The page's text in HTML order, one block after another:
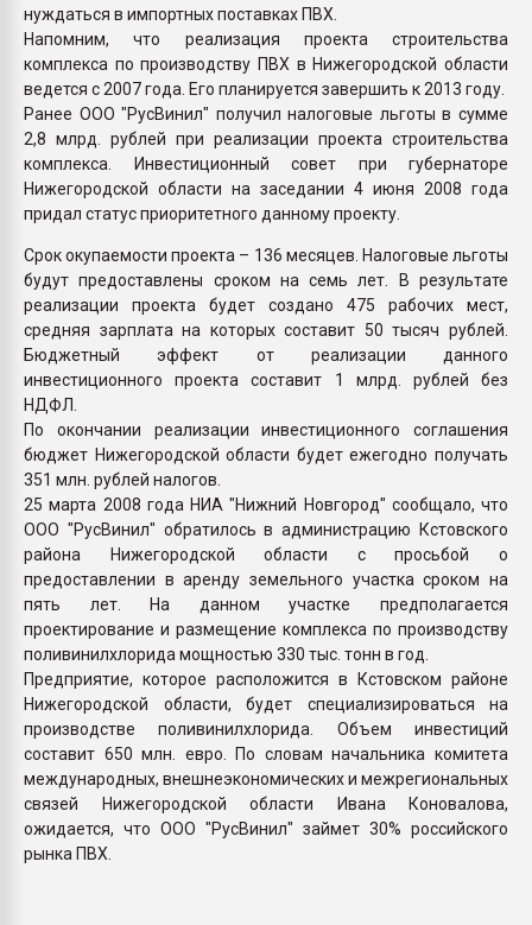
нуждаться в импортных поставках ПВХ.
Напомним, что реализация проекта строительства
комплекса по производству ПВХ в Нижегородской области
ведется с 2007 года. Его планируется завершить к 2013 году.
Ранее ООО "РусВинил" получил налоговые льготы в сумме
2,8 млрд. рублей при реализации проекта строительства
комплекса. Инвестиционный совет при губернаторе
Нижегородской области на заседании 4 июня 2008 года
придал статус приоритетного данному проекту.
Срок окупаемости проекта – 136 месяцев. Налоговые льготы
будут предоставлены сроком на семь лет. В результате
реализации проекта будет создано 475 рабочих мест,
средняя зарплата на которых составит 50 тысяч рублей.
Бюджетный эффект от реализации данного
инвестиционного проекта составит 1 млрд. рублей без
НДФЛ.
По окончании реализации инвестиционного соглашения
бюджет Нижегородской области будет ежегодно получать
351 млн. рублей налогов.
25 марта 2008 года НИА "Нижний Новгород" сообщало, что
ООО "РусВинил" обратилось в администрацию Кстовского
района Нижегородской области с просьбой о
предоставлении в аренду земельного участка сроком на
пять лет. На данном участке предполагается
проектирование и размещение комплекса по производству
поливинилхлорида мощностью 330 тыс. тонн в год.
Предприятие, которое расположится в Кстовском районе
Нижегородской области, будет специализироваться на
производстве поливинилхлорида. Объем инвестиций
составит 650 млн. евро. По словам начальника комитета
международных, внешнеэкономических и межрегиональных
связей Нижегородской области Ивана Коновалова,
ожидается, что ООО "РусВинил" займет 30% российского
рынка ПВХ.